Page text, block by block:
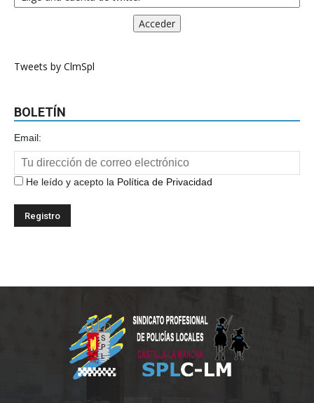
Tweets by ClmSpl
BOLETÍN
Email:
He leído y acepto la Política de Privacidad